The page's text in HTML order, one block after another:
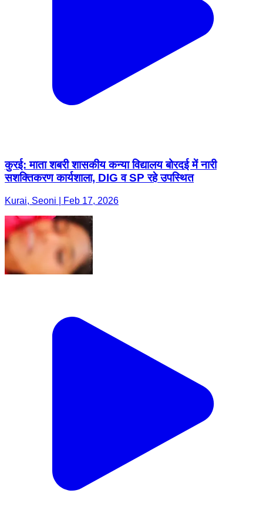
कुरई: माता शबरी शासकीय कन्या विद्यालय बोरदई में नारी
सशक्तिकरण कार्यशाला, DIG व SP रहे उपस्थित
Kurai, Seoni | Feb 17, 2026